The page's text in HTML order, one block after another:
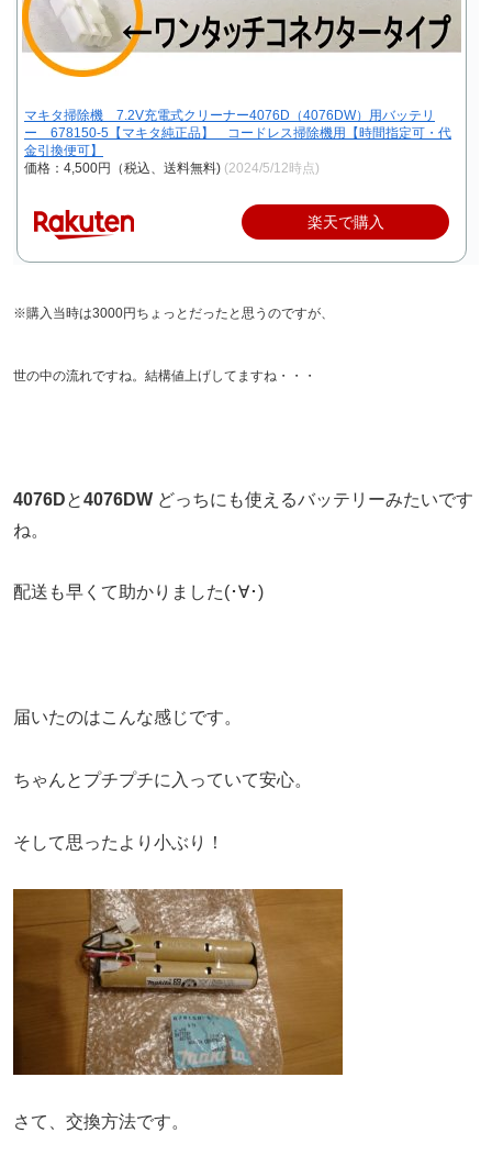
マキタ掃除機 7.2V充電式クリーナー4076D（4076DW）用バッテリ
ー 678150-5【マキタ純正品】 コードレス掃除機用【時間指定可・代
金引換便可】
価格：4,500円（税込、送料無料) (2024/5/12時点)
楽天で購入
※購入当時は3000円ちょっとだったと思うのですが、
世の中の流れですね。結構値上げしてますね・・・
4076Dと4076DW どっちにも使えるバッテリーみたいです
ね。
配送も早くて助かりました(･∀･)
届いたのはこんな感じです。
ちゃんとプチプチに入っていて安心。
そして思ったより小ぶり！
さて、交換方法です。